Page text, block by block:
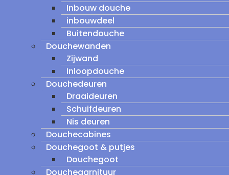
Inbouw douche
inbouwdeel
Buitendouche
Douchewanden
Zijwand
Inloopdouche
Douchedeuren
Draaideuren
Schuifdeuren
Nis deuren
Douchecabines
Douchegoot & putjes
Douchegoot
Douchegarnituur